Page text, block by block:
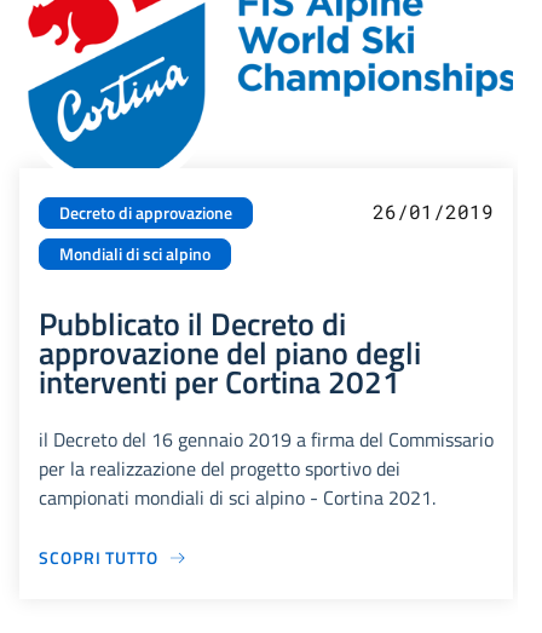
Decreto di approvazione
Mondiali di sci alpino
26/01/2019
Pubblicato il Decreto di
approvazione del piano degli
interventi per Cortina 2021
il Decreto del 16 gennaio 2019 a firma del Commissario
per la realizzazione del progetto sportivo dei
campionati mondiali di sci alpino - Cortina 2021.
SCOPRI TUTTO